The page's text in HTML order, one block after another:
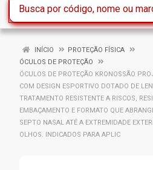
INÍCIO
PROTEÇÃO FÍSICA
ÓCULOS DE PROTEÇÃO
ÓCULOS DE PROTEÇÃO KRONOSSÃO
COM DESIGN ESPORTIVO DOTADO DE
TRATAMENTO RESISTENTE A RISCOS,
EMBAÇAMENTO E FORMATO QUE
SEPTO NASAL ATÉ A EXTREMIDADE
OLHOS. INDICADOS PARA APLIC